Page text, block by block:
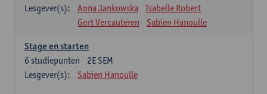
Lesgever(s):
Anna Jankowska
Isabelle Robert
Gert Vercauteren
Sabien Hanoulle
Stage en starten
2E SEM
6 studiepunten
Lesgever(s):
Sabien Hanoulle